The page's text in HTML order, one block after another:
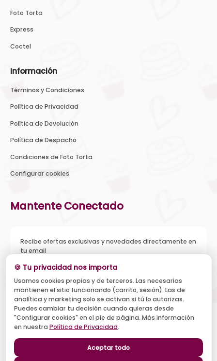
Foto Torta
Express
Coctel
Información
Términos y Condiciones
Política de Privacidad
Política de Devolución
Política de Despacho
Condiciones de Foto Torta
Configurar cookies
Mantente Conectado
Recibe ofertas exclusivas y novedades directamente en
tu email
Acepto recibir novedades y ofertas, y el tratamiento de mi
email según la Política de Privacidad . Puedo darme de baja
cuando quiera.
Suscribirse
🍪 Tu privacidad nos importa
Usamos cookies propias y de terceros. Las necesarias
mantienen el sitio funcionando (carrito, sesión). Las de
analítica y marketing solo se activan si tú lo autorizas.
Puedes cambiar tu decisión cuando quieras desde
"Configurar cookies" en el pie de página. Más información
en nuestra Política de Privacidad.
Aceptar todo